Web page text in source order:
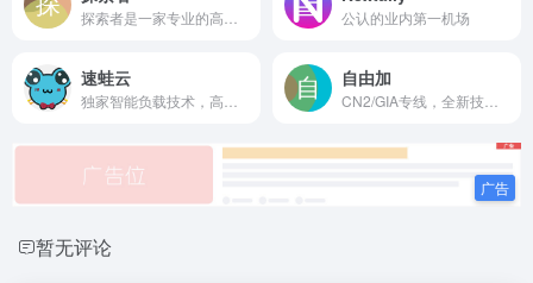
公认的业内第一机场
速蛙云 自由加
暂无评论